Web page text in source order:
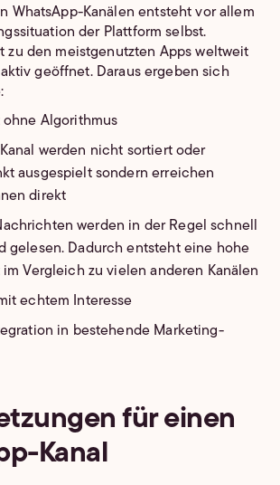
WhatsApp-Kanälen entsteht vor allem
der Plattform selbst.
zu den meistgenutzten Apps weltweit
geöffnet. Daraus ergeben sich
Algorithmus
werden nicht sortiert oder
ausgespielt sondern erreichen
direkt
werden in der Regel schnell
gelesen. Dadurch entsteht eine hohe
Vergleich zu vielen anderen Kanälen
echtem Interesse
in bestehende Marketing-
für einen
Kanal